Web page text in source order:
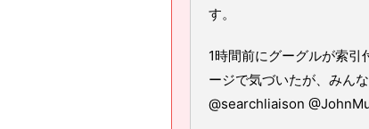
す。
1時間前にグーグルが索
ージで気づいたが、みん
@searchliaison